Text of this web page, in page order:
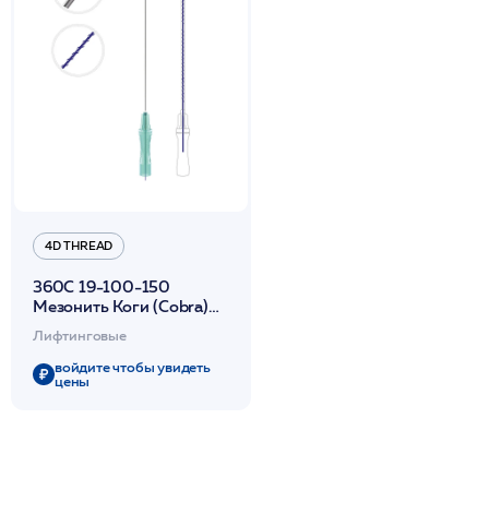
4D THREAD
360C 19-100-150
Мезонить Коги (Cobra)
полидиоксаноновая The
Up в канюле с иглой /4D
Thread IROXIN
Лифтинговые
войдите чтобы увидеть
цены